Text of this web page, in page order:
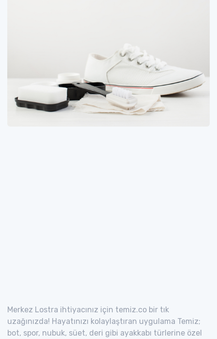
Merkez Lostra ihtiyacınız için temiz.co bir tık
uzağınızda! Hayatınızı kolaylaştıran uygulama Temiz;
bot, spor, nubuk, süet, deri gibi ayakkabı türlerine özel